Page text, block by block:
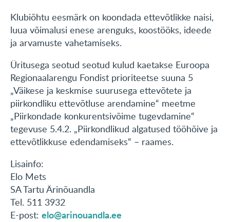
Klubiõhtu eesmärk on koondada ettevõtlikke naisi,
luua võimalusi enese arenguks, koostööks, ideede
ja arvamuste vahetamiseks.
Üritusega seotud seotud kulud kaetakse Euroopa
Regionaalarengu Fondist prioriteetse suuna 5
„Väikese ja keskmise suurusega ettevõtete ja
piirkondliku ettevõtluse arendamine“ meetme
„Piirkondade konkurentsivõime tugevdamine“
tegevuse 5.4.2. „Piirkondlikud algatused tööhõive ja
ettevõtlikkuse edendamiseks“ – raames.
Lisainfo:
Elo Mets
SA Tartu Ärinõuandla
Tel. 511 3932
E-post: elo@arinouandla.ee